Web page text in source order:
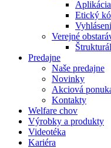
Etický
Verejné
Predajne
Naše predajne
Novinky
Akciová
Kontakty
Welfare chov
Výrobky a produkty
Videotéka
Kariéra